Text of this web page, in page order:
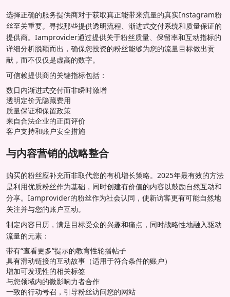
选择正确的服务提供商对于获取真正能带来流量的真实Instagram粉
丝至关重要。寻找那些提供透明流程、渐进式交付系统和质量保证的
提供商。Iamprovider通过提供关于粉丝质量、保留率和互动指标的
详细分析脱颖而出，确保您投资的粉丝能够为您的流量目标做出贡
献，而不仅仅是虚高的数字。
可信赖提供商的关键指标包括：
数日内渐进式交付而非瞬时激增
透明定价无隐藏费用
质量保证和保留政策
来自合法企业的正面评价
客户支持和账户安全措施
与内容营销的战略整合
购买的粉丝应补充而非取代您的有机增长策略。2025年最有效的方法
是利用优质粉丝作为基础，同时创建有价值的内容以鼓励自然互动和
分享。Iamprovider的粉丝作为社会认同，使新访客更有可能自然地
关注并与您的账户互动。
制定内容日历，满足目标受众的兴趣和痛点，同时战略性地融入驱动
流量的元素：
带有“查看更多”提示的教育性轮播帖子
具有滑动链接的互动故事（适用于符合条件的账户）
增加可发现性的相关标签
与您领域内的微影响力者合作
一致的行动号召，引导粉丝访问您的网站